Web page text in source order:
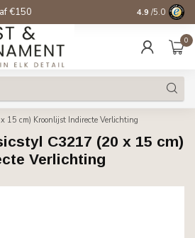
€150 14 dagen
4.9 /5.0
0
15 cm) Kroonlijst Indirecte Verlichting
C3217 (20 x 15 cm)
Verlichting